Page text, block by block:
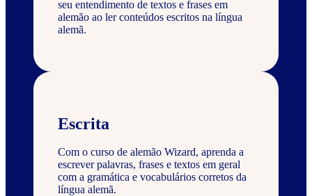
seu entendimento de textos e frases em
alemão ao ler conteúdos escritos na língua
alemã.
Escrita
Com o curso de alemão Wizard, aprenda a
escrever palavras, frases e textos em geral
com a gramática e vocabulários corretos da
língua alemã.